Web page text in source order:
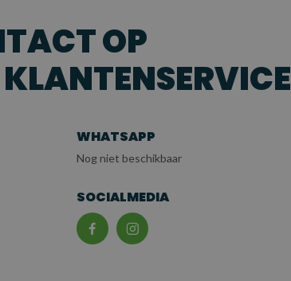
OP
WHATSAPP
Nog niet beschikbaar
SOCIALMEDIA